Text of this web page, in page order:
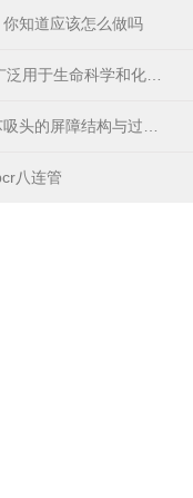
知道应该怎么做吗
八连管